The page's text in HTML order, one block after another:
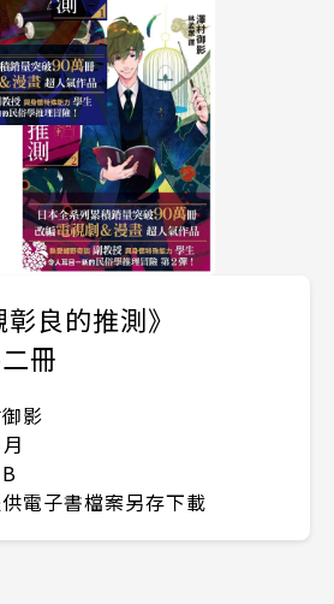
良的推測》
冊
影
電子書檔案另存下載